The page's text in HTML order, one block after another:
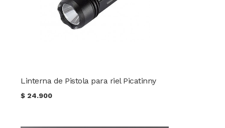
Linterna de Pistola para riel Picatinny
$ 24.900